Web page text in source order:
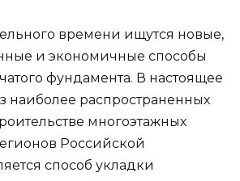
времени ищутся новые,
и экономичные способы
фундамента. В настоящее
наиболее распространенных
многоэтажных
Российской
способ укладки